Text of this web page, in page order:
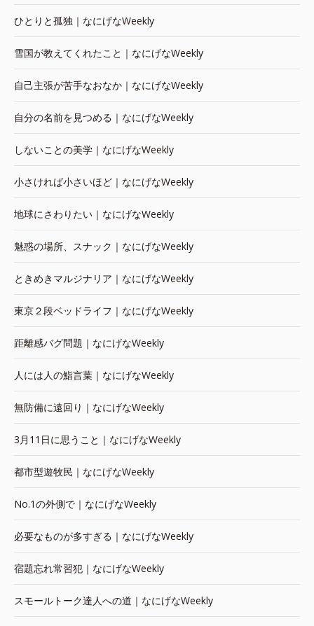
ひとりと孤独｜なにげなWeekly
雪国が教えてくれたこと｜なにげなWeekly
自己主張が苦手なおなか｜なにげなWeekly
自分の名前を見つめる｜なにげなWeekly
しないことの美学｜なにげなWeekly
小さければ小さいほど｜なにげなWeekly
地球にさわりたい｜なにげなWeekly
魅惑の場所、スナック｜なにげなWeekly
ときめきマルジナリア｜なにげなWeekly
東京２段ベッドライフ｜なにげなWeekly
距離感バグ問題｜なにげなWeekly
人には人の鮨言葉｜なにげなWeekly
無防備に遠回り｜なにげなWeekly
3月11日に思うこと｜なにげなWeekly
都市型遊牧民｜なにげなWeekly
No.1の外側で｜なにげなWeekly
必要なものが多すぎる｜なにげなWeekly
宿題忘れ常習犯｜なにげなWeekly
スモールトーク達人への道｜なにげなWeekly